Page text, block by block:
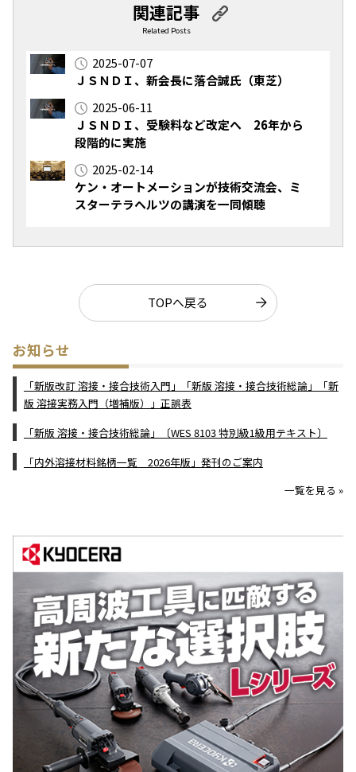
関連記事
Related Posts
2025-07-07
ＪＳＮＤＩ、新会長に落合誠氏（東芝）
2025-06-11
ＪＳＮＤＩ、受験料など改定へ 26年から
段階的に実施
2025-02-14
ケン・オートメーションが技術交流会、ミ
スターテラヘルツの講演を一同傾聴
TOPへ戻る
お知らせ
「新版改訂 溶接・接合技術入門」「新版 溶接・接合技術総論」「新
版 溶接実務入門（増補版）」正誤表
「新版 溶接・接合技術総論」〔WES 8103 特別級1級用テキスト〕
「内外溶接材料銘柄一覧 2026年版」発刊のご案内
一覧を見る »